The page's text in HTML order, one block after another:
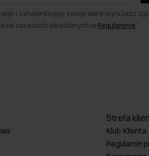
i zatwierdzając swoje dane wyrażasz
na zasadach określonych w Regulaminie.
Strefa
Klub Klienta
Regulamin